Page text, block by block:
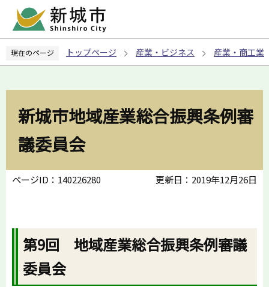
ペ
の
現在のページ トップページ 産業・ビジネス 産業・商工業
新城市地域産業総合振興条例審
議委員会
ページID：140226280 更新日：2019年12月26日
第9回 地域産業総合振興条例審議
委員会